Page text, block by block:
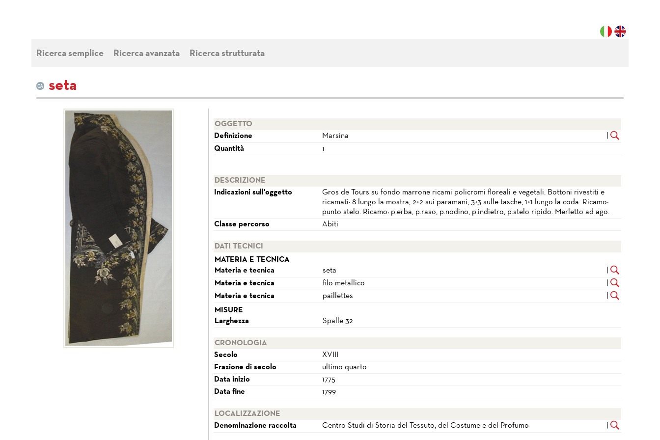
Ricerca semplice Ricerca avanzata Ricerca strutturata
seta
OGGETTO
Definizione
Marsina
Quantità
1
DESCRIZIONE
Indicazioni sull'oggetto
Gros de Tours su fondo marrone ricami policromi floreali e vegetali. Bottoni rivestiti e
ricamati: 8 lungo la mostra, 2+2 sui paramani, 3+3 sulle tasche, 1+1 lungo la coda. Ricamo:
punto stelo. Ricamo: p.erba, p.raso, p.nodino, p.indietro, p.stelo ripido. Merletto ad ago.
Classe percorso
Abiti
DATI TECNICI
MATERIA E TECNICA
Materia e tecnica
seta
Materia e tecnica
filo metallico
Materia e tecnica
paillettes
MISURE
Larghezza
Spalle 32
CRONOLOGIA
Secolo
XVIII
Frazione di secolo
ultimo quarto
Data inizio
1775
Data fine
1799
LOCALIZZAZIONE
Denominazione raccolta
Centro Studi di Storia del Tessuto, del Costume e del Profumo